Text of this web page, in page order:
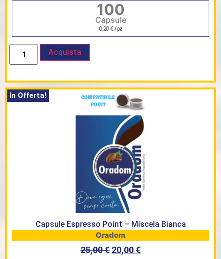
100
Capsule
0,20€/ pz
Acquista
In Offerta!
Capsule Espresso Point – Miscela Bianca
Oradom
25,00€ 20,00 €